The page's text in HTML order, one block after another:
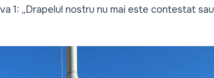
1: „Drapelul nostru nu mai este contestat sau